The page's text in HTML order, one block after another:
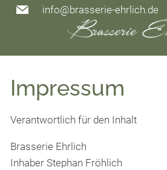
info@brasserie-ehrlich.de
Restaurant
Gutscheine
Impressum
Verantwortlich für den Inhalt
Brasserie Ehrlich
Inhaber Stephan Fröhlich